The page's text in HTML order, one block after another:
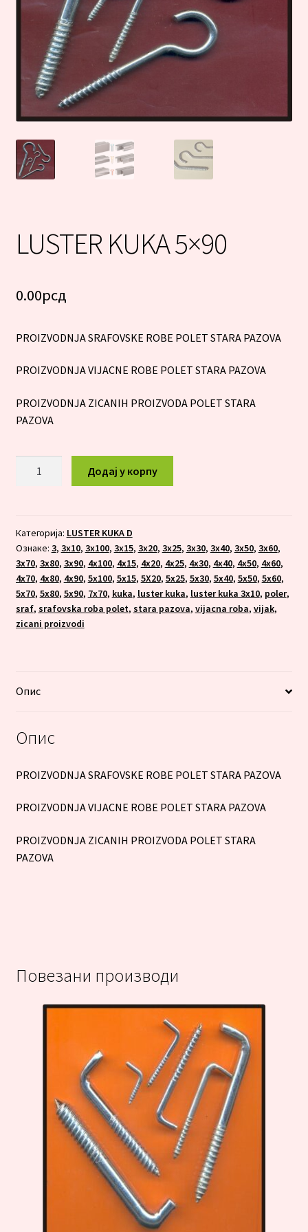
LUSTER KUKA 5×90
0.00рсд
PROIZVODNJA SRAFOVSKE ROBE POLET STARA PAZOVA
PROIZVODNJA VIJACNE ROBE POLET STARA PAZOVA
PROIZVODNJA ZICANIH PROIZVODA POLET STARA
PAZOVA
Додај у корпу
Категорија: LUSTER KUKA D
Ознаке: 3, 3x10, 3x100, 3x15, 3x20, 3x25, 3x30, 3x40, 3x50, 3x60,
3x70, 3x80, 3x90, 4x100, 4x15, 4x20, 4x25, 4x30, 4x40, 4x50, 4x60,
4x70, 4x80, 4x90, 5x100, 5x15, 5X20, 5x25, 5x30, 5x40, 5x50, 5x60,
5x70, 5x80, 5x90, 7x70, kuka, luster kuka, luster kuka 3x10, poler,
sraf, srafovska roba polet, stara pazova, vijacna roba, vijak,
zicani proizvodi
Опис
Опис
PROIZVODNJA SRAFOVSKE ROBE POLET STARA PAZOVA
PROIZVODNJA VIJACNE ROBE POLET STARA PAZOVA
PROIZVODNJA ZICANIH PROIZVODA POLET STARA
PAZOVA
Повезани производи